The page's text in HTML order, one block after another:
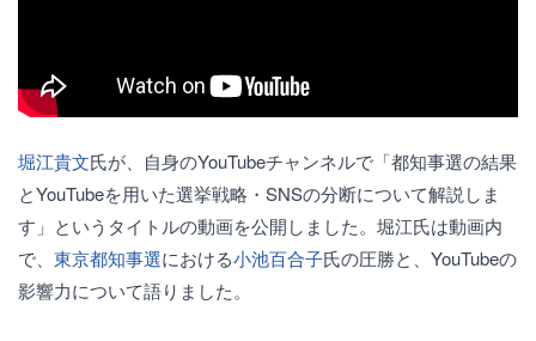
堀江貴文氏が、自身のYouTubeチャンネルで「都知事選の結果
とYouTubeを用いた選挙戦略・SNSの分断について解説しま
す」というタイトルの動画を公開しました。堀江氏は動画内
で、 東京都知事選における小池百合子氏の圧勝と、YouTubeの
影響力について語りました。